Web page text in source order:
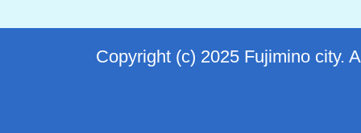
Copyright (c) 2025 Fujimino city.